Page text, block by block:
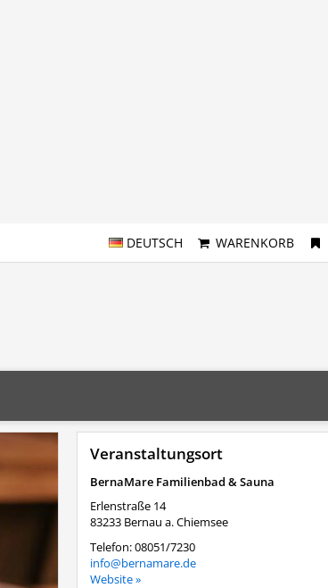
DEUTSCH WARENKORB
Veranstaltungsort
BernaMare Familienbad & Sauna
Erlenstraße 14
83233 Bernau a. Chiemsee
Telefon:08051/7230
info@bernamare.de
Website »